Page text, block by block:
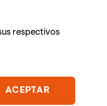
respectivos
ACEPTAR